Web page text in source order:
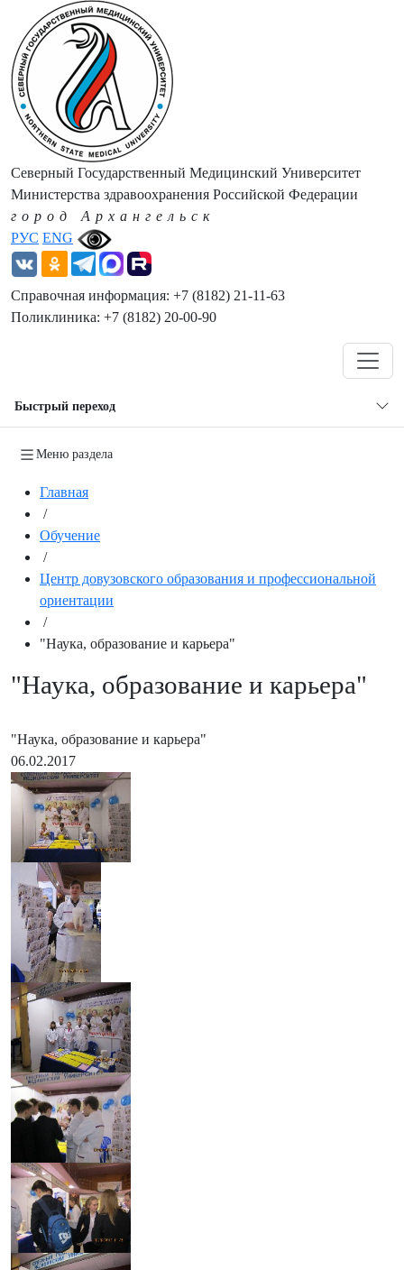
РУС ENG
Северный Государственный Медицинский Университет
Министерства здравоохранения Российской Федерации
город Архангельск
Справочная информация: +7 (8182) 21-11-63
Поликлиника: +7 (8182) 20-00-90
Быстрый переход
Меню раздела
Главная
/
Обучение
/
Центр довузовского образования и профессиональной
ориентации
/
"Наука, образование и карьера"
"Наука, образование и карьера"
"Наука, образование и карьера"
06.02.2017